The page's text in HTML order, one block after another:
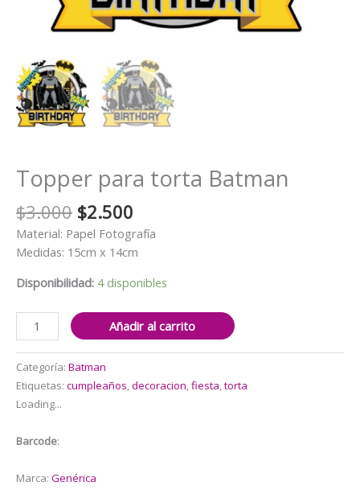
Topper para torta Batman
$3.000 El
precio
original
$3.000.
$2.500
precio
actual
$2.500.
Material: Papel Fotografía
Medidas: 15cm x 14cm
Disponibilidad: 4 disponibles
Topper
para
torta
Batman
cantidad
Añadir al carrito
Categoría: Batman
Etiquetas: cumpleaños,decoracion,fiesta,torta
Loading...
Barcode:
Marca: Genérica